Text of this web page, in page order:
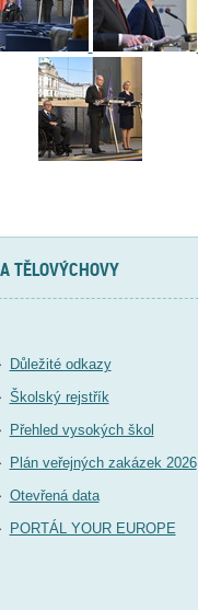
TĚLOVÝCHOVY
Důležité odkazy
Školský rejstřík
Přehled vysokých škol
Plán veřejných zakázek 2026
Otevřená data
PORTÁL YOUR EUROPE